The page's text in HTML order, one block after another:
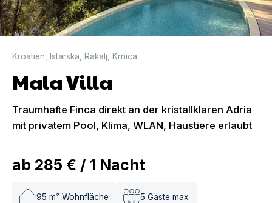
Kroatien Istarska Rakalj Krnica
Mala Villa
Traumhafte Finca direkt an der kristallklaren Adria
mit privatem Pool, Klima, WLAN, Haustiere erlaubt
ab 285 € / 1 Nacht
95 m² Wohnfläche 5 Gäste max.